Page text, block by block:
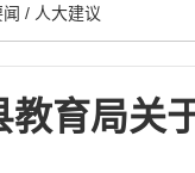
/ 人大建议
教育局关